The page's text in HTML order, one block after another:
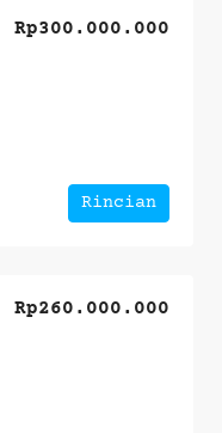
Rp300.000.000
Rincian
Rp260.000.000